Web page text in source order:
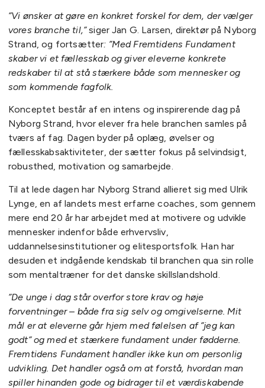
”Vi ønsker at gøre en konkret forskel for dem, der vælger
vores branche til,”siger Jan G. Larsen, direktør på Nyborg
Strand, og fortsætter: ”Med Fremtidens Fundament
skaber vi et fællesskab og giver eleverne konkrete
redskaber til at stå stærkere både som mennesker og
som kommende fagfolk.
Konceptet består af en intens og inspirerende dag på
Nyborg Strand, hvor elever fra hele branchen samles på
tværs af fag. Dagen byder på oplæg, øvelser og
fællesskabsaktiviteter, der sætter fokus på selvindsigt,
robusthed, motivation og samarbejde.
Til at lede dagen har Nyborg Strand allieret sig med Ulrik
Lynge, en af landets mest erfarne coaches, som gennem
mere end 20 år har arbejdet med at motivere og udvikle
mennesker indenfor både erhvervsliv,
uddannelsesinstitutioner og elitesportsfolk. Han har
desuden et indgående kendskab til branchen qua sin rolle
som mentaltræner for det danske skillslandshold.
”De unge i dag står overfor store krav og høje
forventninger – både fra sig selv og omgivelserne. Mit
mål er at eleverne går hjem med følelsen af ”jeg kan
godt” og med et stærkere fundament under fødderne.
Fremtidens Fundament handler ikke kun om personlig
udvikling. Det handler også om at forstå, hvordan man
spiller hinanden gode og bidrager til et værdiskabende